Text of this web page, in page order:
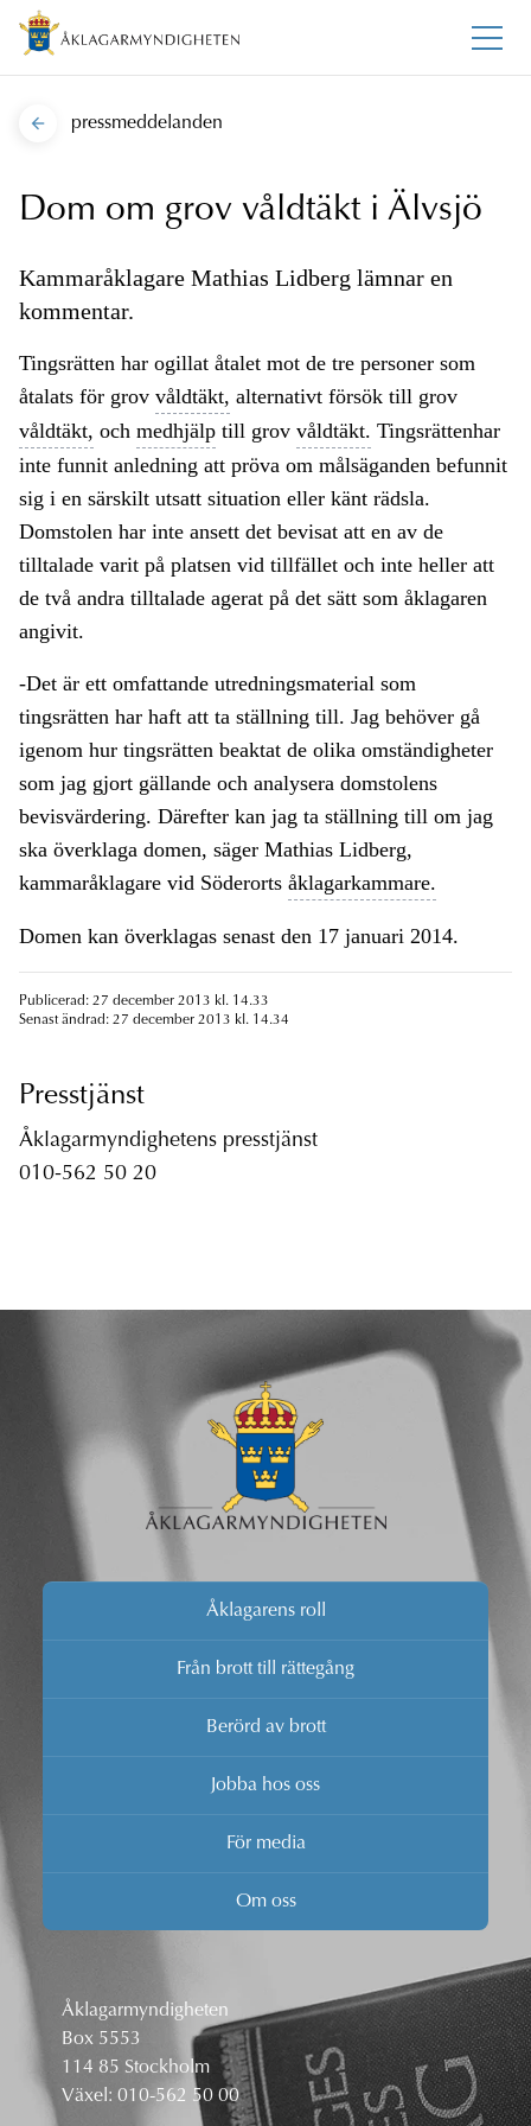
pressmeddelanden
Dom om grov våldtäkt i Älvsjö
Kammaråklagare Mathias Lidberg lämnar en
kommentar.
Tingsrätten har ogillat åtalet mot de tre personer som
åtalats för grov våldtäkt, alternativt försök till grov
våldtäkt, och medhjälp till grov våldtäkt. Tingsrättenhar
inte funnit anledning att pröva om målsäganden befunnit
sig i en särskilt utsatt situation eller känt rädsla.
Domstolen har inte ansett det bevisat att en av de
tilltalade varit på platsen vid tillfället och inte heller att
de två andra tilltalade agerat på det sätt som åklagaren
angivit.
-Det är ett omfattande utredningsmaterial som
tingsrätten har haft att ta ställning till. Jag behöver gå
igenom hur tingsrätten beaktat de olika omständigheter
som jag gjort gällande och analysera domstolens
bevisvärdering. Därefter kan jag ta ställning till om jag
ska överklaga domen, säger Mathias Lidberg,
kammaråklagare vid Söderorts åklagarkammare.
Domen kan överklagas senast den 17 januari 2014.
Publicerad: 27 december 2013 kl. 14.33
Senast ändrad: 27 december 2013 kl. 14.34
Presstjänst
Åklagarmyndighetens presstjänst
010-562 50 20
Åklagarens roll
Från brott till rättegång
Berörd av brott
Jobba hos oss
För media
Om oss
Åklagarmyndigheten
Box 5553
114 85 Stockholm
Växel: 010-562 50 00